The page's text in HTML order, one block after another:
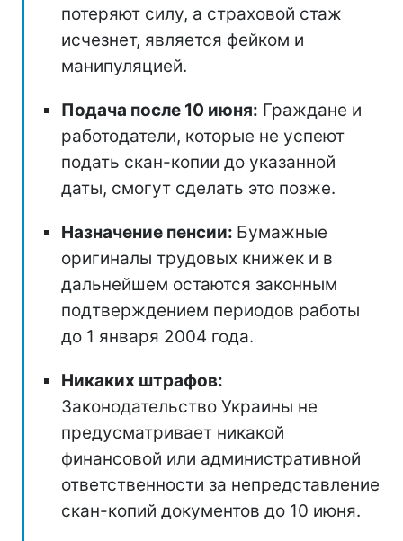
потеряют силу, а страховой стаж
исчезнет, является фейком и
манипуляцией.
Подача после 10 июня: Граждане и
работодатели, которые не успеют
подать скан-копии до указанной
даты, смогут сделать это позже.
Назначение пенсии: Бумажные
оригиналы трудовых книжек и в
дальнейшем остаются законным
подтверждением периодов работы
до 1 января 2004 года.
Никаких штрафов:
Законодательство Украины не
предусматривает никакой
финансовой или административной
ответственности за непредставление
скан-копий документов до 10 июня.